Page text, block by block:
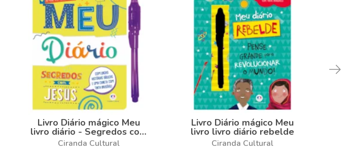
Livro Diário mágico Meu
livro diário - Segredos com
Jesus
Ciranda Cultural
Livro Diário mágico Meu
livro livro diário rebelde
Ciranda Cultural